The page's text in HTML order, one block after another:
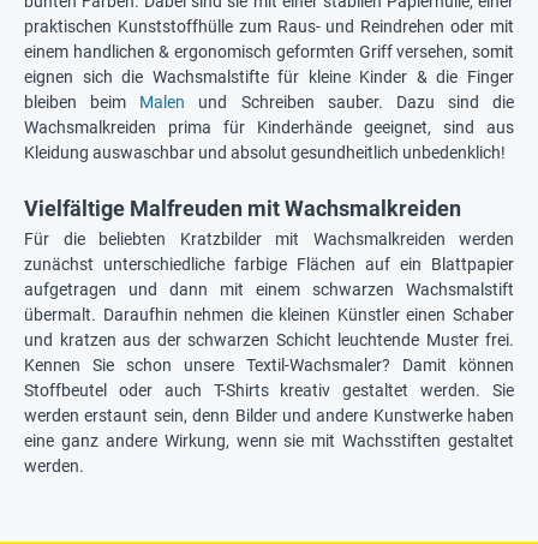
praktischen Kunststoffhülle zum Raus- und Reindrehen oder mit
einem handlichen & ergonomisch geformten Griff versehen, somit
eignen sich die Wachsmalstifte für kleine Kinder & die Finger
bleiben beim Malen und Schreiben sauber. Dazu sind die
Wachsmalkreiden prima für Kinderhände geeignet, sind aus
Kleidung auswaschbar und absolut gesundheitlich unbedenklich!
Vielfältige Malfreuden mit Wachsmalkreiden
Für die beliebten Kratzbilder mit Wachsmalkreiden werden
zunächst unterschiedliche farbige Flächen auf ein Blattpapier
aufgetragen und dann mit einem schwarzen Wachsmalstift
übermalt. Daraufhin nehmen die kleinen Künstler einen Schaber
und kratzen aus der schwarzen Schicht leuchtende Muster frei.
Kennen Sie schon unsere Textil-Wachsmaler? Damit können
Stoffbeutel oder auch T-Shirts kreativ gestaltet werden. Sie
werden erstaunt sein, denn Bilder und andere Kunstwerke haben
eine ganz andere Wirkung, wenn sie mit Wachsstiften gestaltet
werden.